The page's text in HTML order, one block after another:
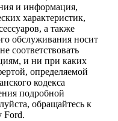
и информация,
характеристик,
а также
обслуживания носит
соответствовать
и ни при каких
определяемой
кодекса
подробной
обращайтесь к
Ford.